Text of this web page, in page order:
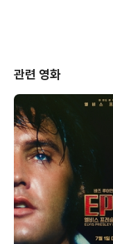
관련 영화